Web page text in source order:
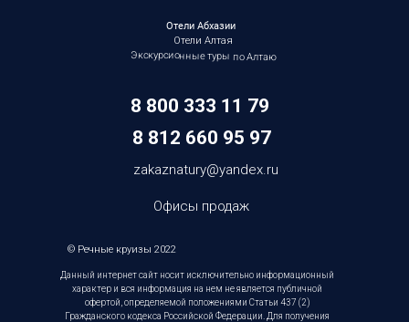
Экскурсионные туры по Алтаю
Офисы продаж
8 800 333 11 79
8 812 660 95 97
zakaznatury@yandex.ru
© Речные круизы 2022
Данный интернет сайт носит исключительно информационный
характер и вся информация на нем не является публичной
офертой, определяемой положениями Статьи 437 (2)
Гражданского кодекса Российской Федерации. Для получения
Отели Алтая
Отели Абхазии